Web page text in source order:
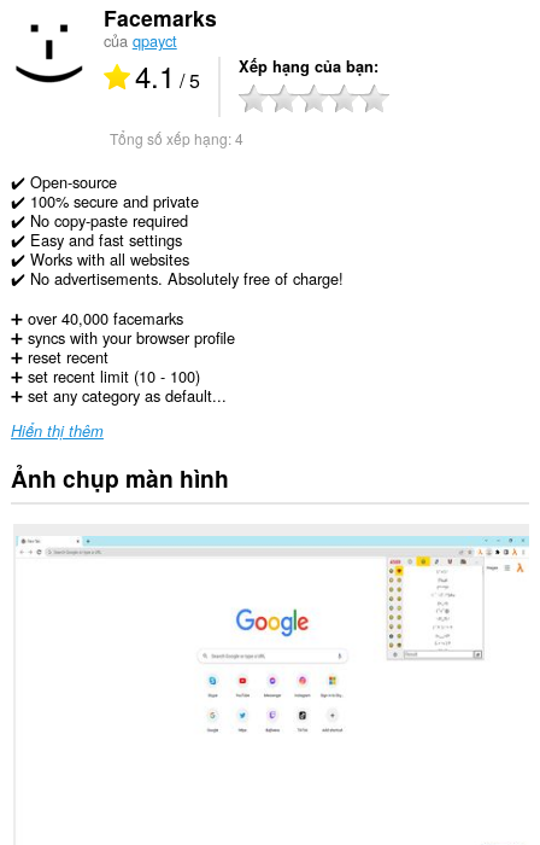
Facemarks
của qpayct
4.1 / 5 Xếp hạng của bạn
Tổng số xếp hạng:4
️✔️ Open-source
✔️ 100% secure and private
✔️ No copy-paste required
✔️ Easy and fast settings
✔️ Works with all websites
✔️ No advertisements. Absolutely free of charge!
➕ over 40,000 facemarks
➕ syncs with your browser profile
➕ reset recent
➕ set recent limit (10 - 100)
➕ set any category as default...
Hiển thị thêm
Ảnh chụp màn hình